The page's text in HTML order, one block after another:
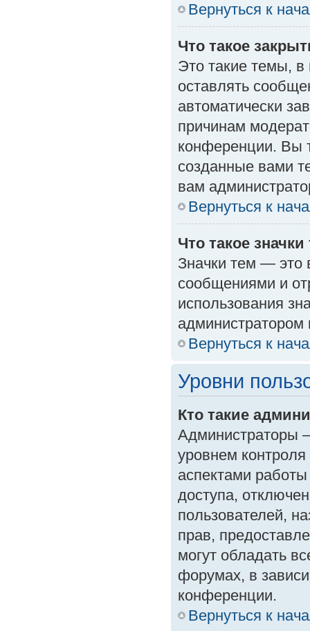
Вернуться к
Что такое
Это такие темы, в
оставлять
автоматически
причинам
конференции. Вы
созданные вами
вам
Вернуться к
Что такое значки
Значки тем — это
сообщениями и
использования
Вернуться к
Уровни
Кто такие
Администраторы
уровнем
аспектами
доступа,
пользователей,
прав,
могут обладать
форумах, в
конференции.
Вернуться к